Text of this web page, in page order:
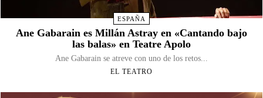
ESPAÑA
Ane Gabarain es Millán Astray en «Cantando bajo
las balas» en Teatre Apolo
Ane Gabarain se atreve con uno de los retos...
EL TEATRO